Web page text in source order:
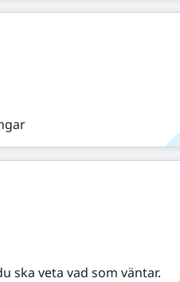
ska veta vad som väntar.